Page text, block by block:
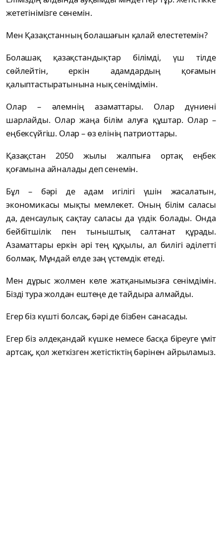
жететінімізге сенемін.
Мен Қазақстанның болашағын қалай елестетемін?
Болашақ қазақстандықтар білімді, үш тілде
сөйлейтін, еркін адамдардың қоғамын
қалыптастыратынына нық сенімдімін.
Олар – әлемнің азаматтары. Олар дүниені
шарлайды. Олар жаңа білім алуға құштар. Олар –
еңбексүйгіш. Олар – өз елінің патриоттары.
Қазақстан 2050 жылы жалпыға ортақ еңбек
қоғамына айналады деп сенемін.
Бұл – бәрі де адам игілігі үшін жасалатын,
экономикасы мықты мемлекет. Оның білім саласы
да, денсаулық сақтау саласы да үздік болады. Онда
бейбітшілік пен тыныштық салтанат құрады.
Азаматтары еркін әрі тең құқылы, ал билігі әділетті
болмақ. Мұндай елде заң үстемдік етеді.
Мен дұрыс жолмен келе жатқанымызға сенімдімін.
Бізді тура жолдан ештеңе де тайдыра алмайды.
Егер біз күшті болсақ, бәрі де бізбен санасады.
Егер біз әлдеқандай күшке немесе басқа біреуге үміт
артсақ, қол жеткізген жетістіктің бәрінен айрыламыз.